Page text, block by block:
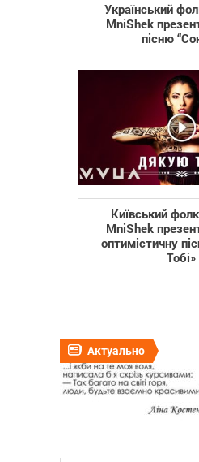
Український
MniShek
пісню
Київський
MniShek
оптимістичну
Тобі»
Актуально